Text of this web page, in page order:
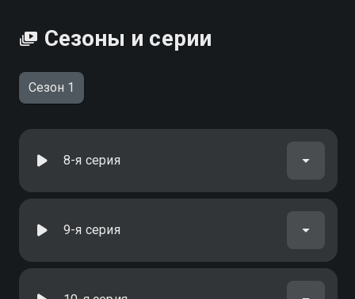
Сезоны и серии
Сезон 1
8-я серия
9-я серия